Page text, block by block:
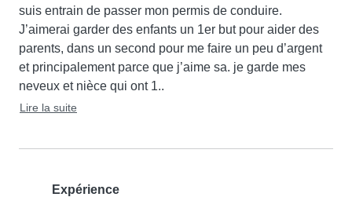
suis entrain de passer mon permis de conduire.
J’aimerai garder des enfants un 1er but pour aider des
parents, dans un second pour me faire un peu d’argent
et principalement parce que j’aime sa. je garde mes
neveux et nièce qui ont 1..
Lire la suite
Expérience